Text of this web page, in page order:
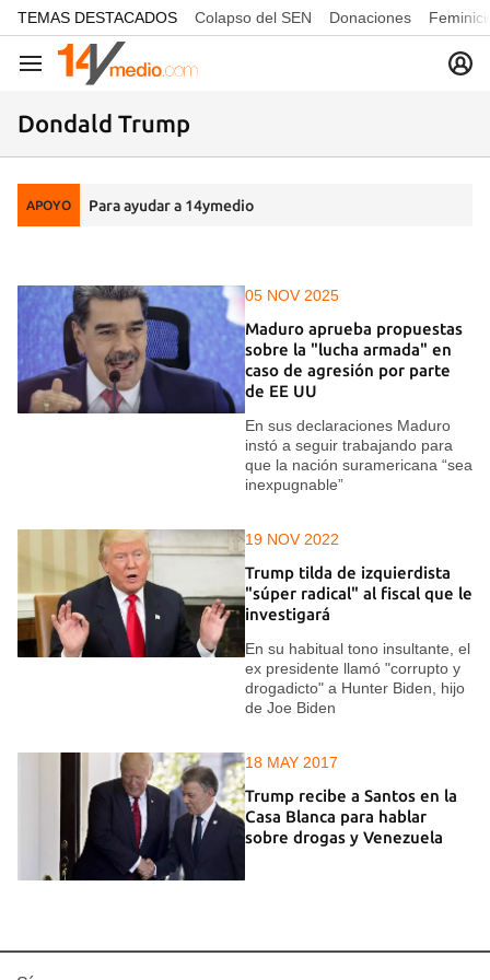
common.go-to-content
TEMAS DESTACADOS Colapso del SEN Donaciones
Navegación
Dondald Trump
APOYO Para ayudar a 14ymedio
05 NOV 2025
Maduro aprueba propuestas
sobre la "lucha armada" en
caso de agresión por parte
de EE UU
En sus declaraciones Maduro
instó a seguir trabajando para
que la nación suramericana “sea
inexpugnable”
19 NOV 2022
Trump tilda de izquierdista
"súper radical" al fiscal que le
investigará
En su habitual tono insultante, el
ex presidente llamó "corrupto y
drogadicto" a Hunter Biden, hijo
de Joe Biden
18 MAY 2017
Trump recibe a Santos en la
Casa Blanca para hablar
sobre drogas y Venezuela